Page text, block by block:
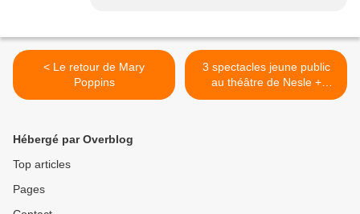
< Le retour de Mary
Poppins
3 spectacles jeune public
au théâtre de Nesle +
Concours >
Hébergé par Overblog
Top articles
Pages